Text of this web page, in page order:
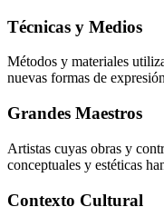
Técnicas y Medios
Métodos y materiales
nuevas formas de
Grandes Maestros
Artistas cuyas obras y
conceptuales y estéticas
Contexto Cultural